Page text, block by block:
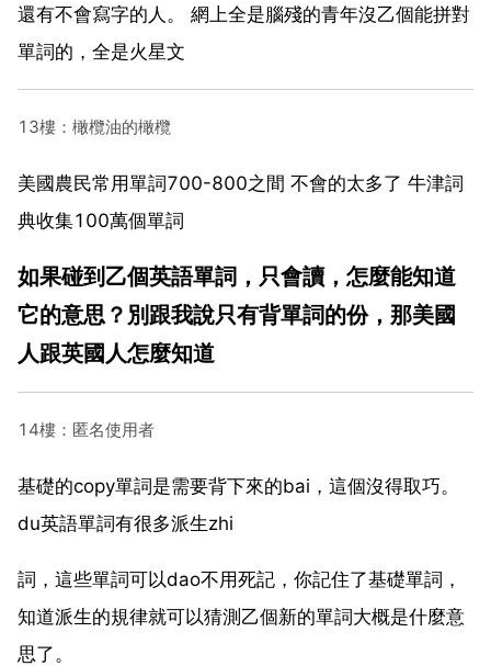
還有不會寫字的人。 網上全是腦殘的青年沒乙個能拼對
單詞的，全是火星文
13樓：橄欖油的橄欖
美國農民常用單詞700-800之間 不會的太多了 牛津詞
典收集100萬個單詞
如果碰到乙個英語單詞，只會讀，怎麼能知道
它的意思？別跟我說只有背單詞的份，那美國
人跟英國人怎麼知道
14樓：匿名使用者
基礎的copy單詞是需要背下來的bai，這個沒得取巧。
du英語單詞有很多派生zhi
詞，這些單詞可以dao不用死記，你記住了基礎單詞，
知道派生的規律就可以猜測乙個新的單詞大概是什麼意
思了。